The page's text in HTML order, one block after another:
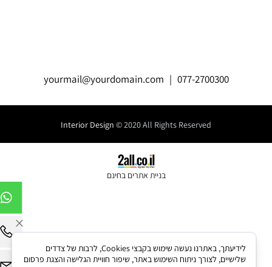
yourmail@yourdomain.com | 077-2700300
Interior Design© 2020 All Rights Reserved
בניית אתרים בחינם
לידיעתך, באתרנו נעשה שימוש בקבצי Cookies, לרבות של צדדים
שלישיים, לצורך ניתוח השימוש באתר, שיפור חוויית הגלישה והצגת פרסום